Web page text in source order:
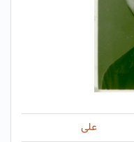
علی